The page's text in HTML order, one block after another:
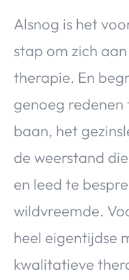
Alsnog is het
stap om zich
therapie. En
genoeg redenen
baan, het
de weerstand
en leed te
wildvreemde.
heel eigentijdse
kwalitatieve